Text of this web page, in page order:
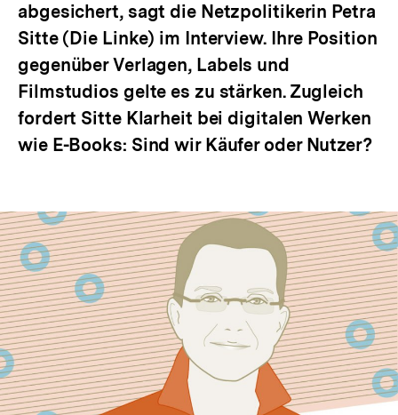
abgesichert, sagt die Netzpolitikerin Petra
Sitte (Die Linke) im Interview. Ihre Position
gegenüber Verlagen, Labels und
Filmstudios gelte es zu stärken. Zugleich
fordert Sitte Klarheit bei digitalen Werken
wie E-Books: Sind wir Käufer oder Nutzer?